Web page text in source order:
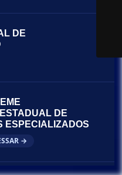
DE
DE
ESPECIALIZADOS
→